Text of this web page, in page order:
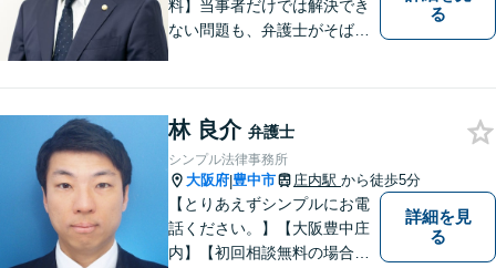
料】当事者だけでは解決でき
ない問題も、弁護士がそばに
交通事故／企業法務など、幅
広く対応可能。【夜間／休日
対応可能】まずはお気軽にご
連絡ください。
る
林 良介 弁護士
シンプル法律事務所
大阪府|豊中市 庄内駅 から徒歩5分
【とりあえずシンプルにお電
話ください。】【大阪豊中庄
内】【初回相談無料の場合あ
詳細を見
る